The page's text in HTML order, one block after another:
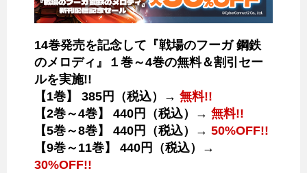
14巻発売を記念して『戦場のフーガ 鋼鉄
のメロディ』１巻～4巻の無料＆割引セー
ルを実施!!
【1巻】 385円（税込）→ 無料!!
【2巻～4巻】 440円（税込）→ 無料!!
【5巻～8巻】 440円（税込）→ 50%OFF!!
【9巻～11巻】 440円（税込）→
30%OFF!!